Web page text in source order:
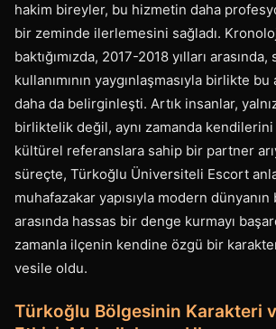
hakim bireyler, bu hizmetin daha
bir zeminde ilerlemesini sağladı.
baktığımızda, 2017-2018 yılları
kullanımının yaygınlaşmasıyla birlikte
daha da belirginleşti. Artık insanlar,
birliktelik değil, aynı zamanda
kültürel referanslara sahip bir partner
süreçte, Türkoğlu Üniversiteli Escort
muhafazakar yapısıyla modern
arasında hassas bir denge kurmayı
zamanla ilçenin kendine özgü bir
vesile oldu.
Türkoğlu Bölgesinin Karakteri